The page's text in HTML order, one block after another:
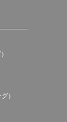
）